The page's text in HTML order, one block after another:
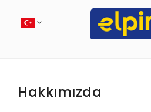
Hakkımızda